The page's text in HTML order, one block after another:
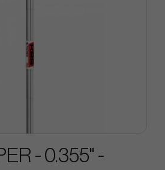
- 0.355" -